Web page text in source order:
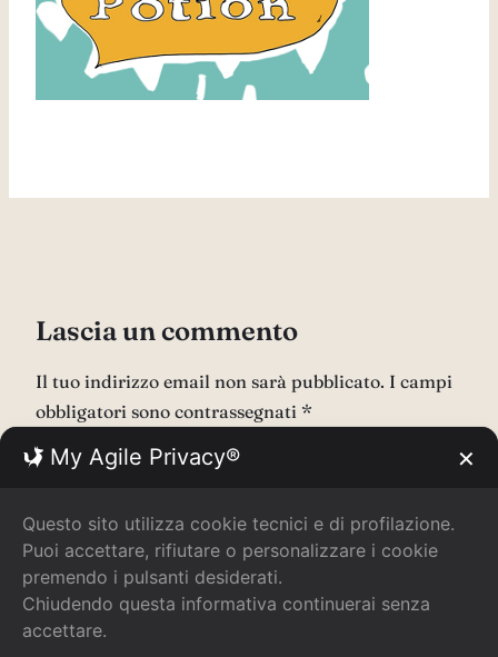
Lascia un commento
Il tuo indirizzo email non sarà pubblicato. I campi
obbligatori sono contrassegnati *
Commento
My Agile Privacy® ✕
Questo sito utilizza cookie tecnici e di profilazione.
Puoi accettare, rifiutare o personalizzare i cookie
premendo i pulsanti desiderati.
Chiudendo questa informativa continuerai senza
accettare.